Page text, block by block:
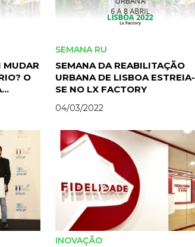
MUDAR
O
SEMANA RU
SEMANA DA REABILITAÇÃO
URBANA DE LISBOA ESTREIA-
SE NO LX FACTORY
04/03/2022
INOVAÇÃO